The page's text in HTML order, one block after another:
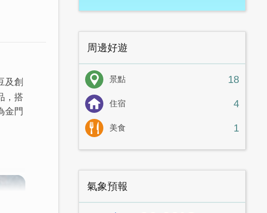
及創
，搭
金門
周邊好遊
景點 18
住宿 4
美食 1
氣象預報